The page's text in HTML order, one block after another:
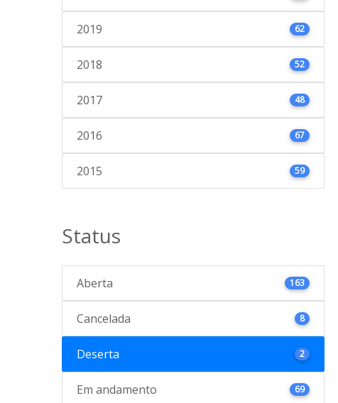
2019 62
2018 52
2017 48
2016 67
2015 59
Status
Aberta 163
Cancelada 8
Deserta 2
Em andamento 69